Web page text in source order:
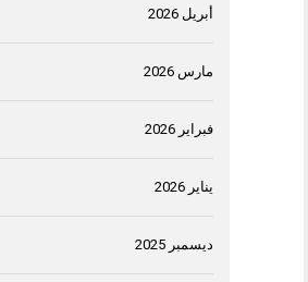
أبريل 2026
مارس 2026
فبراير 2026
يناير 2026
ديسمبر 2025